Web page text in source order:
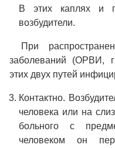
В этих каплях и
возбудители.
При
заболеваний (ОРВИ,
этих двух путей
Контактно.
человека или на
больного с
человеком он